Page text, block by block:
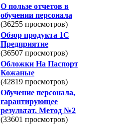
О пользе отчетов в
обучении персонала
(36255 просмотров)
Обзор продукта 1С
Предприятие
(36507 просмотров)
Обложки На Паспорт
Кожаные
(42819 просмотров)
Обучение персонала,
гарантирующее
результат. Метод №2
(33601 просмотров)